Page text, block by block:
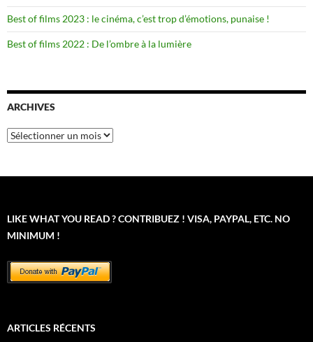
Best of films 2023 : le cinéma, c’est trop d’émotions, punaise !
Best of films 2022 : De l’ombre à la lumière
ARCHIVES
Archives
LIKE WHAT YOU READ ? CONTRIBUEZ ! VISA, PAYPAL, ETC. NO
MINIMUM !
ARTICLES RÉCENTS